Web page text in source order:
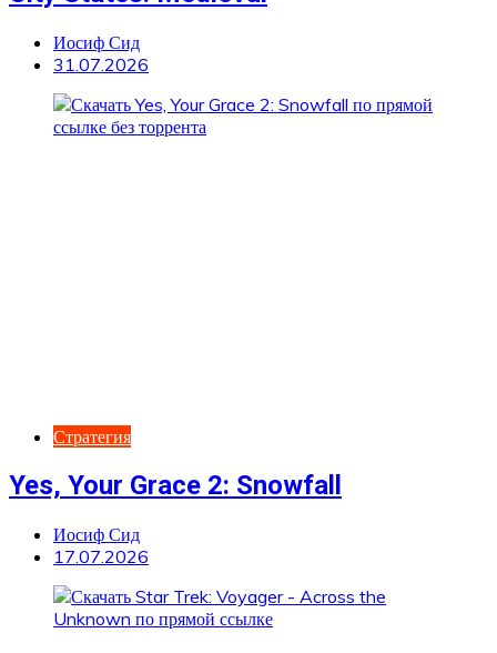
Иосиф Сид
31.07.2026
Стратегия
Yes, Your Grace 2: Snowfall
Иосиф Сид
17.07.2026